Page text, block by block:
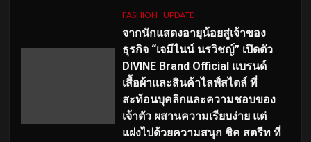
FASHION UPDATE
จากนักแสดงอายุน้อยสู่เจ้าของ
ธุรกิจ “เจมีไนน์ นรวิชญ์” เปิดตัว
DIVINE Brand Official แบรนด์
เสื้อผ้าและสินค้าไลฟ์สไตล์ ที่
สะท้อนบุคลิกและความชอบของ
เจ้าตัว ผสานความเรียบง่าย แต่
แฝงไปด้วยความสนุก ชิค สตรีท ที่